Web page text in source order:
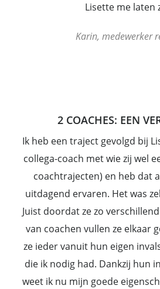
Lisette me laten
Karin, medewerker
2 COACHES: EEN
Ik heb een traject gevolgd bij
collega-coach met wie zij wel
coachtrajecten) en heb dat
uitdagend ervaren. Het was
Juist doordat ze zo
van coachen vullen ze elkaar
ze ieder vanuit hun eigen
die ik nodig had. Dankzij hun
weet ik nu mijn goede